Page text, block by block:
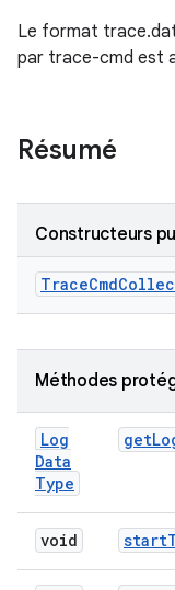
Le format
par trace-cmd est
Résumé
Constructeurs
TraceCmd
Méthodes
Log
Data
Type
get
void start